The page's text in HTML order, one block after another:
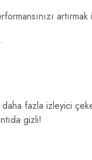
artırmak
daha fazla izleyici
gizli!